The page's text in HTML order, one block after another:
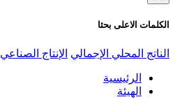
الكلمات الاعلى بحثا
الناتج المحلي الإجمالي الإنتاج الصناعي
الرئيسية
الهيئة